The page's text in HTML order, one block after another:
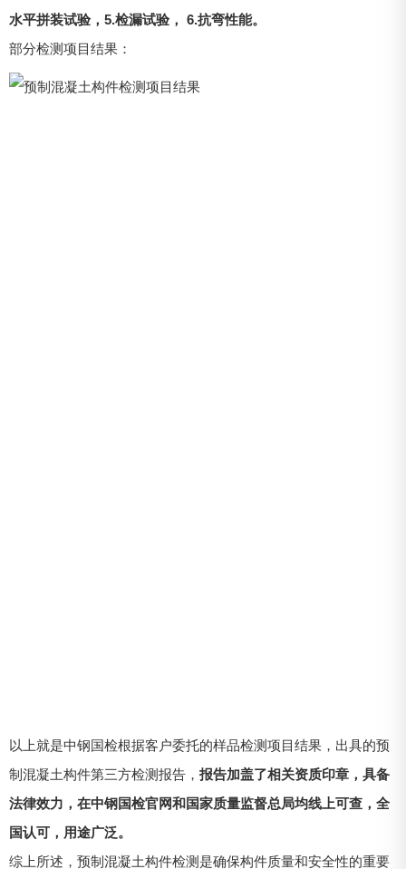
水平拼装试验，5.检漏试验， 6.抗弯性能。
部分检测项目结果：
以上就是中钢国检根据客户委托的样品检测项目结果，出具的预
制混凝土构件第三方检测报告， 报告加盖了相关资质印章，具备
法律效力，在中钢国检官网和国家质量监督总局均线上可查，全
国认可，用途广泛。
综上所述，预制混凝土构件检测是确保构件质量和安全性的重要